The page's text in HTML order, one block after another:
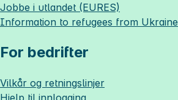
Jobbe i utlandet (EURES)
Information to refugees from Ukraine
For bedrifter
Vilkår og retningslinjer
Hjelp til innlogging